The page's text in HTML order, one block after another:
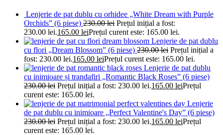
Lenjerie de pat dublu cu orhidee „White Dream with Purple
Orchids” (6 piese) 230.00lei Prețul inițial a fost:
230.00 lei.165.00 leiPrețul curent este: 165.00 lei.
Lenjerie de pat dublu
cu flori „Dream Blossom” (6 piese) 230.00lei Prețul inițial a
fost: 230.00 lei.165.00 leiPrețul curent este: 165.00 lei.
Lenjerie de pat dublu
cu inimioare și trandafiri „Romantic Black Roses” (6 piese)
230.00lei Prețul inițial a fost: 230.00 lei.165.00 leiPrețul
curent este: 165.00 lei.
Lenjerie
de pat dublu cu inimioare „Perfect Valentine's Day” (6 piese)
230.00lei Prețul inițial a fost: 230.00 lei.165.00 leiPrețul
curent este: 165.00 lei.